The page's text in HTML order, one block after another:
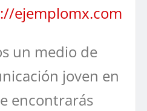
ejemplomx.com
un medio de
joven en
encontrarás